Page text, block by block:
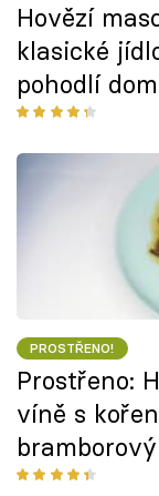
Hovězí
klasické
pohodlí
PROSTŘENO!
Prostřeno:
víně s